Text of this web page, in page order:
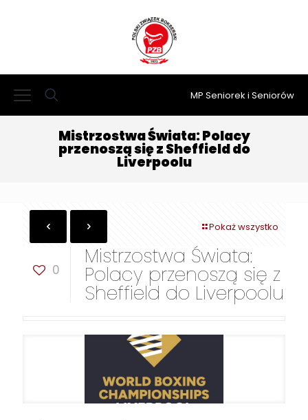
MP Seniorek i Seniorów
Mistrzostwa Świata: Polacy
przenoszą się z Sheffield do
Liverpoolu
Pokaż wszystko
0
Mistrzostwa Świata:
Polacy przenoszą się z
Sheffield do Liverpoolu